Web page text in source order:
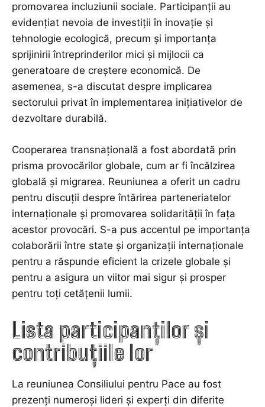
promovarea incluziunii sociale. Participanții au
evidențiat nevoia de investiții în inovație și
tehnologie ecologică, precum și importanța
sprijinirii întreprinderilor mici și mijlocii ca
generatoare de creștere economică. De
asemenea, s-a discutat despre implicarea
sectorului privat în implementarea inițiativelor de
dezvoltare durabilă.
Cooperarea transnațională a fost abordată prin
prisma provocărilor globale, cum ar fi încălzirea
globală și migrarea. Reuniunea a oferit un cadru
pentru discuții despre întărirea parteneriatelor
internaționale și promovarea solidarității în fața
acestor provocări. S-a pus accentul pe importanța
colaborării între state și organizații internaționale
pentru a răspunde eficient la crizele globale și
pentru a asigura un viitor mai sigur și prosper
pentru toți cetățenii lumii.
Lista participanților și
contribuțiile lor
La reuniunea Consiliului pentru Pace au fost
prezenți numeroși lideri și experți din diferite